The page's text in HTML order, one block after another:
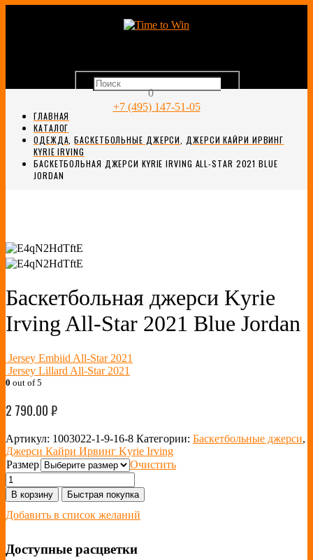
0
+7 (495) 147-51-05
ГЛАВНАЯ
КАТАЛОГ
ОДЕЖДА ,БАСКЕТБОЛЬНЫЕ ДЖЕРСИ
ДЖЕРСИ КАЙРИ ИРВИНГ
KYRIE IRVING
БАСКЕТБОЛЬНАЯ ДЖЕРСИ KYRIE IRVING ALL-STAR 2021 BLUE
JORDAN
Баскетбольная джерси Kyrie
Irving All-Star 2021 Blue Jordan
Jersey Embiid All-Star 2021
Jersey Lillard All-Star 2021
0 out of 5
2 790.00₽
Артикул: 1003022-1-9-16-8 Категории: Баскетбольные джерси,
Джерси Кайри Ирвинг Kyrie Irving
Размер
Очистить
В корзину Быстрая покупка
Добавить в список желаний
Доступные расцветки